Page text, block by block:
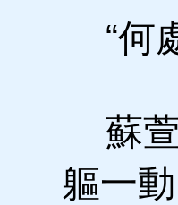
“何
蘇萱
軀一